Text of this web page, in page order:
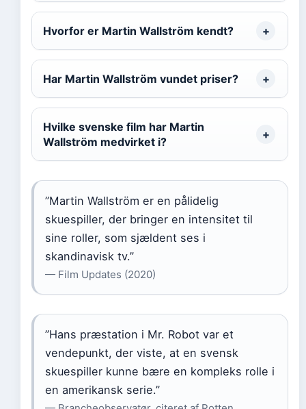
Hvorfor er Martin Wallström kendt?
Har Martin Wallström vundet priser?
Hvilke svenske film har Martin
Wallström medvirket i?
”Martin Wallström er en pålidelig
skuespiller, der bringer en intensitet til
sine roller, som sjældent ses i
skandinavisk tv.”
— Film Updates (2020)
”Hans præstation i Mr. Robot var et
vendepunkt, der viste, at en svensk
skuespiller kunne bære en kompleks rolle i
en amerikansk serie.”